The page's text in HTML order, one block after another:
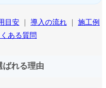
目安 導入の流れ
施工例
ある質問
ばれる理由